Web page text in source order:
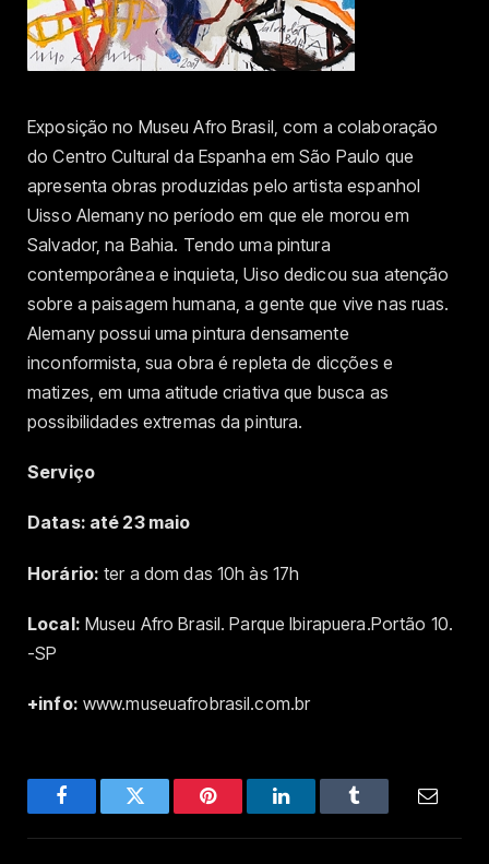
Exposição no Museu Afro Brasil, com a colaboração
do Centro Cultural da Espanha em São Paulo que
apresenta obras produzidas pelo artista espanhol
Uisso Alemany no período em que ele morou em
Salvador, na Bahia. Tendo uma pintura
contemporânea e inquieta, Uiso dedicou sua atenção
sobre a paisagem humana, a gente que vive nas ruas.
Alemany possui uma pintura densamente
inconformista, sua obra é repleta de dicções e
matizes, em uma atitude criativa que busca as
possibilidades extremas da pintura.
Serviço
Datas: até 23 maio
Horário: ter a dom das 10h às 17h
Local: Museu Afro Brasil. Parque Ibirapuera.Portão 10.
-SP
+info: www.museuafrobrasil.com.br
FacebookTwitter Pinterest LinkedInTumblr